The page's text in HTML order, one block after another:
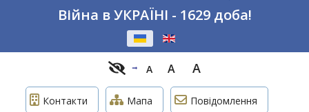
Війна в УКРАЇНІ - 1629 доба!
A A A
Контакти Мапа Повідомлення